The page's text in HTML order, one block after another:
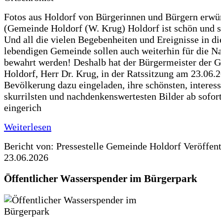
Fotos aus Holdorf von Bürgerinnen und Bürgern
(Gemeinde Holdorf (W. Krug) Holdorf ist schön und
Und all die vielen Begebenheiten und Ereignisse in
lebendigen Gemeinde sollen auch weiterhin für die
bewahrt werden! Deshalb hat der Bürgermeister der
Holdorf, Herr Dr. Krug, in der Ratssitzung am
Bevölkerung dazu eingeladen, ihre schönsten,
skurrilsten und nachdenkenswertesten Bilder ab
eingerich
Weiterlesen
Bericht von: Pressestelle Gemeinde Holdorf
23.06.2026
Öffentlicher Wasserspender im Bürgerpark